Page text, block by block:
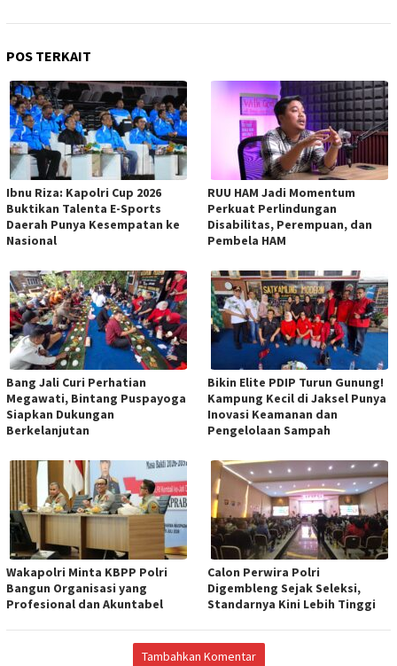
POS TERKAIT
Ibnu Riza: Kapolri Cup 2026
Buktikan Talenta E-Sports
Daerah Punya Kesempatan ke
Nasional
RUU HAM Jadi Momentum
Perkuat Perlindungan
Disabilitas, Perempuan, dan
Pembela HAM
Bang Jali Curi Perhatian
Megawati, Bintang Puspayoga
Siapkan Dukungan
Berkelanjutan
Bikin Elite PDIP Turun Gunung!
Kampung Kecil di Jaksel Punya
Inovasi Keamanan dan
Pengelolaan Sampah
Wakapolri Minta KBPP Polri
Bangun Organisasi yang
Profesional dan Akuntabel
Calon Perwira Polri
Digembleng Sejak Seleksi,
Standarnya Kini Lebih Tinggi
Tambahkan Komentar